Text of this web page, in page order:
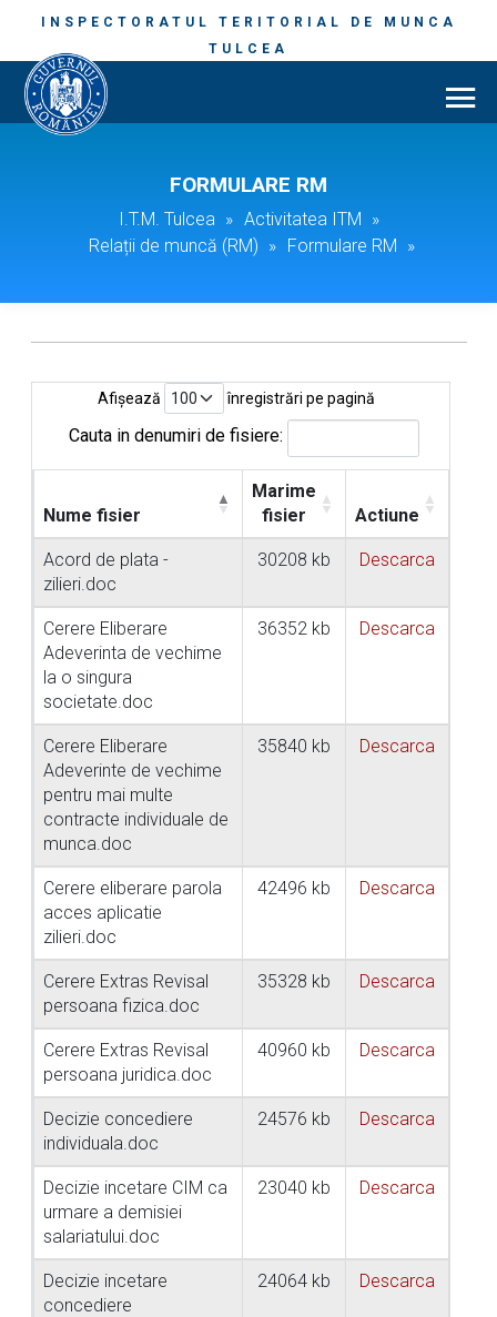
INSPECTORATUL TERITORIAL DE MUNCA
TULCEA
FORMULARE RM
I.T.M. Tulcea » Activitatea ITM »
Relații de muncă (RM) » Formulare RM »
Afișează înregistrări pe pagină
Cauta in denumiri de fisiere:
Nume fisier
Marime
fisier
Actiune
Acord de plata -
zilieri.doc
30208 kb Descarca
Cerere Eliberare
Adeverinta de vechime
la o singura
societate.doc
36352 kb Descarca
Cerere Eliberare
Adeverinte de vechime
pentru mai multe
contracte individuale de
munca.doc
35840 kb Descarca
Cerere eliberare parola
acces aplicatie
zilieri.doc
42496 kb Descarca
Cerere Extras Revisal
persoana fizica.doc
35328 kb Descarca
Cerere Extras Revisal
persoana juridica.doc
40960 kb Descarca
Decizie concediere
individuala.doc
24576 kb Descarca
Decizie incetare CIM ca
urmare a demisiei
salariatului.doc
23040 kb Descarca
Decizie incetare
concediere
24064 kb Descarca